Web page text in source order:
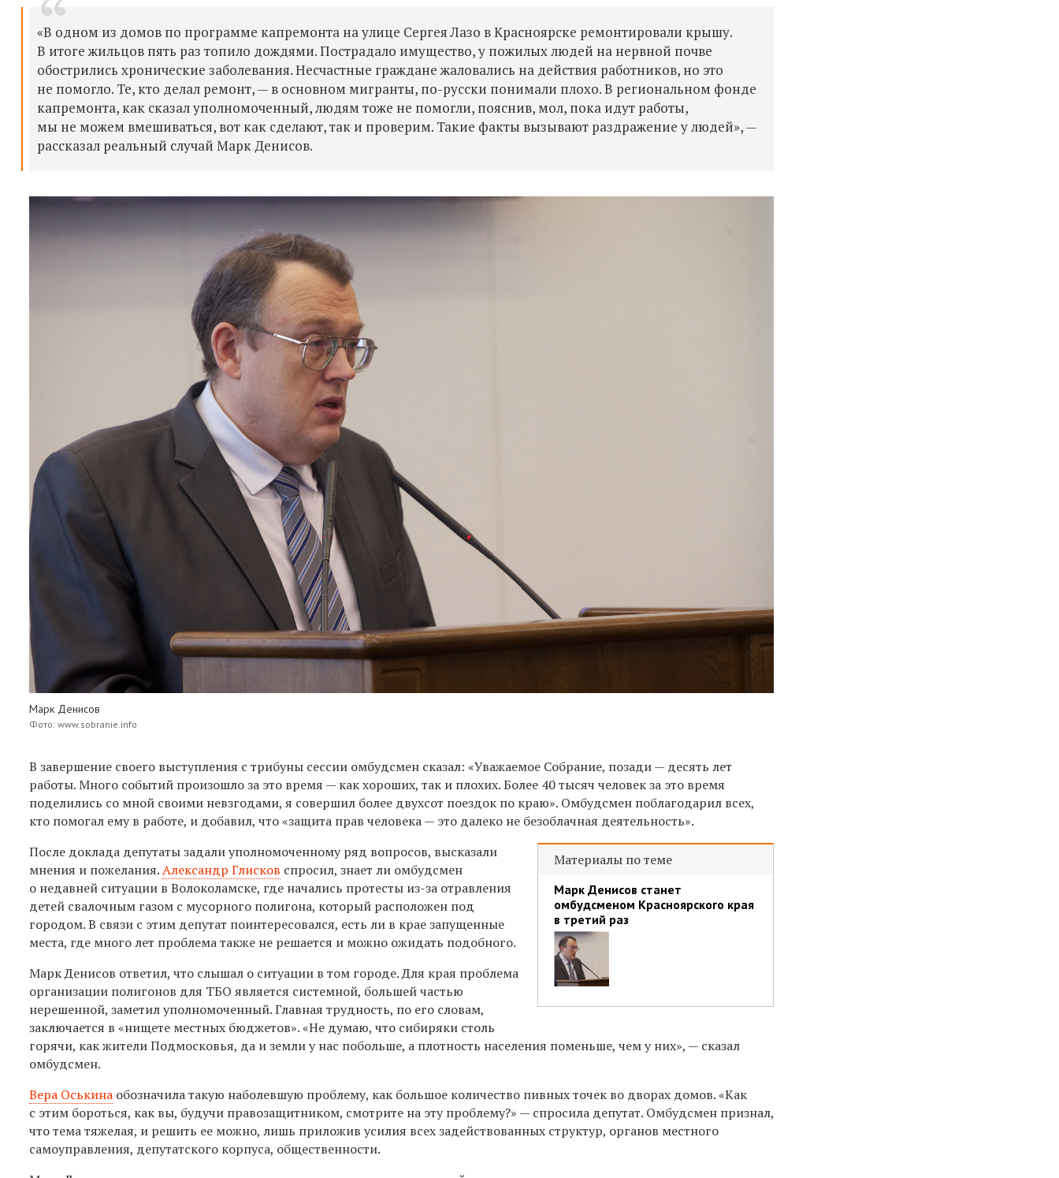
«В одном из домов по программе капремонта на улице Сергея Лазо в Красноярске ремонтировали крышу.
В итоге жильцов пять раз топило дождями. Пострадало имущество, у пожилых людей на нервной почве
обострились хронические заболевания. Несчастные граждане жаловались на действия работников, но это
не помогло. Те, кто делал ремонт, — в основном мигранты, по-русски понимали плохо. В региональном фонде
капремонта, как сказал уполномоченный, людям тоже не помогли, пояснив, мол, пока идут работы,
мы не можем вмешиваться, вот как сделают, так и проверим. Такие факты вызывают раздражение у людей», —
рассказал реальный случай Марк Денисов.
Марк Денисов
Фото: www.sobranie.info
В завершение своего выступления с трибуны сессии омбудсмен сказал: «Уважаемое Собрание, позади — десять лет
работы. Много событий произошло за это время — как хороших, так и плохих. Более 40 тысяч человек за это время
поделились со мной своими невзгодами, я совершил более двухсот поездок по краю». Омбудсмен поблагодарил всех,
кто помогал ему в работе, и добавил, что «защита прав человека — это далеко не безоблачная деятельность».
Материалы по теме
Марк Денисов станет
омбудсменом Красноярского края
в третий раз
После доклада депутаты задали уполномоченному ряд вопросов, высказали
мнения и пожелания.Александр Глисков спросил, знает ли омбудсмен
о недавней ситуации в Волоколамске, где начались протесты из-за отравления
детей свалочным газом с мусорного полигона, который расположен под
городом. В связи с этим депутат поинтересовался, есть ли в крае запущенные
места, где много лет проблема также не решается и можно ожидать подобного.
Марк Денисов ответил, что слышал о ситуации в том городе. Для края проблема
организации полигонов для ТБО является системной, большей частью
нерешенной, заметил уполномоченный. Главная трудность, по его словам,
заключается в «нищете местных бюджетов».«Не думаю, что сибиряки столь
горячи, как жители Подмосковья, да и земли у нас побольше, а плотность населения поменьше, чем у них», — сказал
омбудсмен.
Вера Оськина обозначила такую наболевшую проблему, как большое количество пивных точек во дворах домов. «Как
с этим бороться, как вы, будучи правозащитником, смотрите на эту проблему?» — спросила депутат. Омбудсмен признал,
что тема тяжелая, и решить ее можно, лишь приложив усилия всех задействованных структур, органов местного
самоуправления, депутатского корпуса, общественности.